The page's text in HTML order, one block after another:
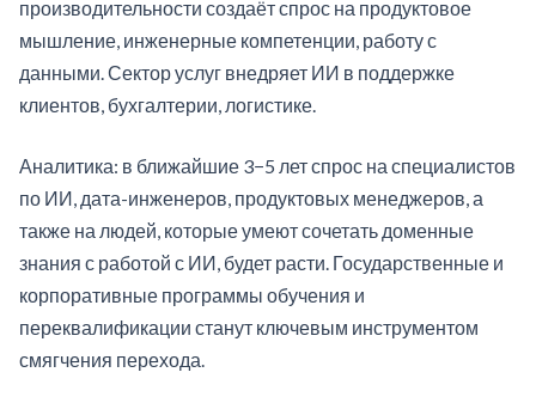
производительности создаёт спрос на продуктовое
мышление, инженерные компетенции, работу с
данными. Сектор услуг внедряет ИИ в поддержке
клиентов, бухгалтерии, логистике.
Аналитика: в ближайшие 3−5 лет спрос на специалистов
по ИИ, дата-инженеров, продуктовых менеджеров, а
также на людей, которые умеют сочетать доменные
знания с работой с ИИ, будет расти. Государственные и
корпоративные программы обучения и
переквалификации станут ключевым инструментом
смягчения перехода.